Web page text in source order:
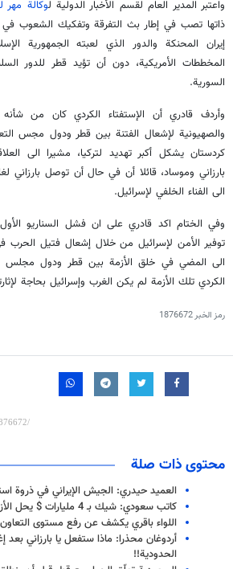
واعتبر المدير العام لقسم الأخبار الدولية لوكالة مهر
ذاتها تصب في إطار بث التفرقة وتفكيك الشعوب
إيران المحنكة والدور الذي لعبته الجمهورية
المخططات الأمريكية، دون أن تؤيد قطر للدور
السورية.
وأردف قادري أن الإستفتاء الكردي كان من
والصهيونية لإشعال الفتنة بين قطر ودول مجس
كردستان يشكل أكبر تهديد لتركيا، مشيرا الى
بارزاني وموساد، قائلا أن في حال أن توصل بارزاني
الى الفناء الخلفي لإسرائيل.
وفي الختام اكد قادري على ان فشل السناريو
توفير الأمن لإسرائيل من خلال إشعال فتيل الحرب
الى المضي في خلق الأزمة بين قطر ودول مجلس
الكردي تلك الأزمة لم يكن الغرب وإسرائيل بحاجة
رمز الخبر1876672
محتوى ذات صلة
العميد حيدري: الجيش الإيراني في ذروة
كاتب سعودي: شيك بـ 4 مليارات $ يحل الأزمة القطرية!
اللواء باقري يكشف عن رفع مستوى التعاون
أردوغان محذرا: ماذا ستفعل يا بارزاني بعد
الحدودية!!